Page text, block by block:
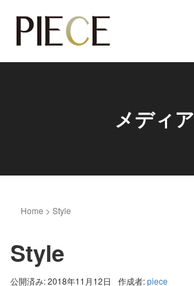
メディア
Home > Style
Style
公開済み: 2018年11月12日 作成者:piece